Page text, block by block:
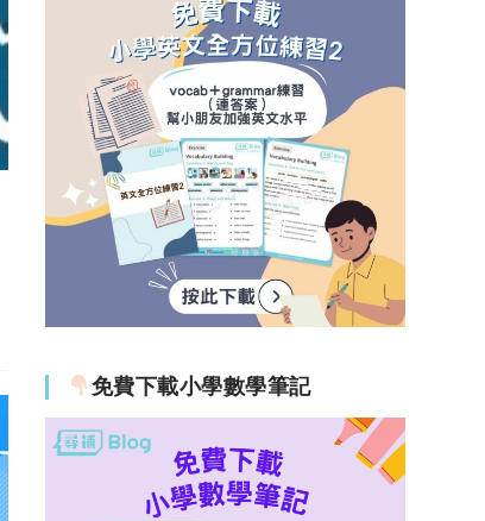
免費下載小學數學筆記